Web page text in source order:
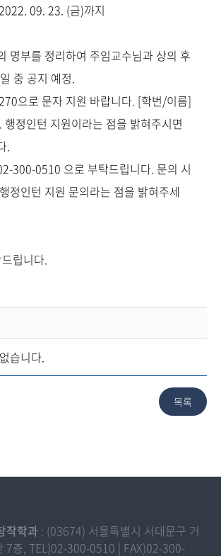
09. 23. (금)까지
명부를 정리하여 주임교수님과 상의 후
중 공지 예정.
으로 문자 지원 바랍니다. [학번/이름]
행정인턴 지원이라는 점을 밝혀주시면
.
300-0510 으로 부탁드립니다. 문의 시
정인턴 지원 문의라는 점을 밝혀주세
립니다.
습니다.
작학과 : (03674) 서울특별시 서대문구 거
7층, TEL)02-300-0510 | FAX)02-300-